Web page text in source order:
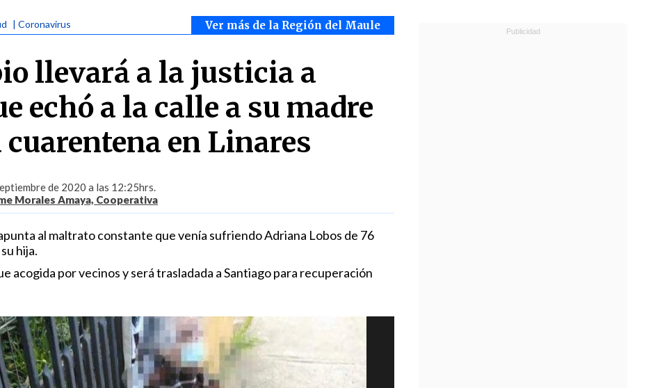
Ver más de la Región del Maule
| Coronavirus
llevará a la justicia a
echó a la calle a su madre
cuarentena en Linares
de 2020 a las 12:25hrs.
Morales Amaya, Cooperativa
al maltrato constante que venía sufriendo Adriana Lobos de 76
hija.
acogida por vecinos y será trasladada a Santiago para recuperación